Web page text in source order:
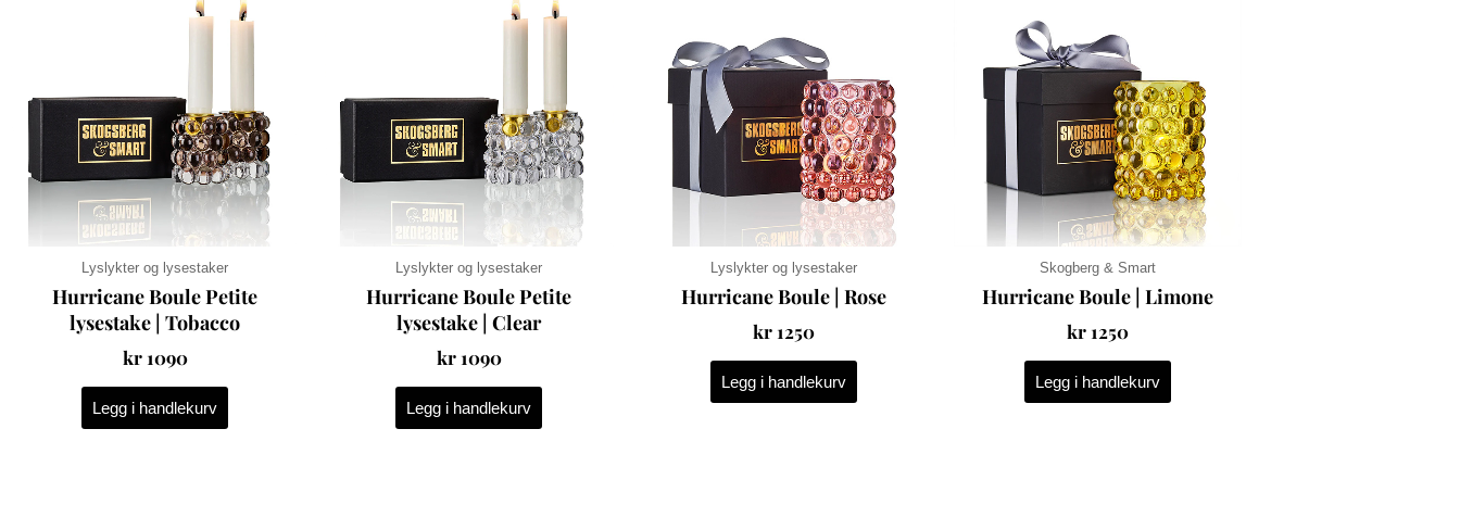
Lyslykter og lysestaker
Hurricane Boule Petite
lysestake | Tobacco
kr1090
Legg i handlekurv
Lyslykter og lysestaker
Hurricane Boule Petite
lysestake | Clear
kr1090
Legg i handlekurv
Lyslykter og lysestaker
Hurricane Boule | Rose
kr1250
Legg i handlekurv
Skogberg & Smart
Hurricane Boule | Limone
kr1250
Legg i handlekurv